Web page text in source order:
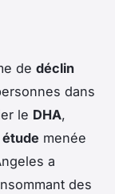
de déclin
dans
le DHA,
étude menée
a
des